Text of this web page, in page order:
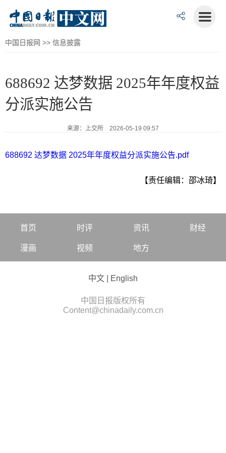
中国日报网 >> 信息披露
688692 达梦数据 2025年年度权益
分派实施公告
来源：上交所 2026-05-19 09:57
688692 达梦数据 2025年年度权益分派实施公告.pdf
【责任编辑：邵冰琦】
首页 时评 资讯 财经
漫画 视频 地方
中文 English
中国日报版权所有
Content@chinadaily.com.cn